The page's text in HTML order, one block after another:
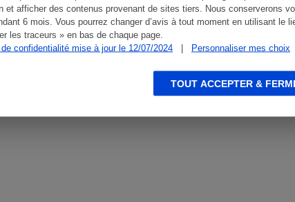
et afficher des contenus provenant de sites tiers. Nous conserverons
6 mois. Vous pourrez changer d’avis à tout moment en utilisant le
les traceurs » en bas de chaque page.
confidentialité mise à jour le 12/07/2024
| Personnaliser mes choix
TOUT ACCEPTER &